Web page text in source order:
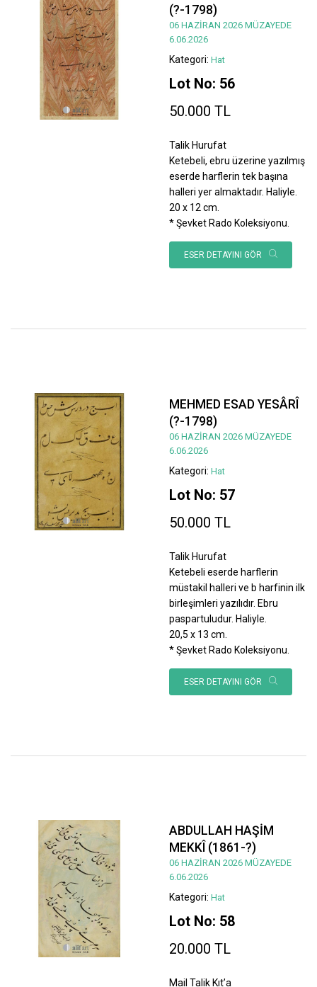
(?-1798)
06 HAZİRAN 2026 MÜZAYEDE
6.06.2026
Kategori: Hat
Lot No: 56
50.000 TL
Talik Hurufat
Ketebeli, ebru üzerine yazılmış
eserde harflerin tek başına
halleri yer almaktadır. Haliyle.
20 x 12 cm.
* Şevket Rado Koleksiyonu.
ESER DETAYINI GÖR
MEHMED ESAD YESÂRÎ
(?-1798)
06 HAZİRAN 2026 MÜZAYEDE
6.06.2026
Kategori: Hat
Lot No: 57
50.000 TL
Talik Hurufat
Ketebeli eserde harflerin
müstakil halleri ve b harfinin ilk
birleşimleri yazılıdır. Ebru
paspartuludur. Haliyle.
20,5 x 13 cm.
* Şevket Rado Koleksiyonu.
ESER DETAYINI GÖR
ABDULLAH HAŞİM
MEKKÎ (1861-?)
06 HAZİRAN 2026 MÜZAYEDE
6.06.2026
Kategori: Hat
Lot No: 58
20.000 TL
Mail Talik Kıt’a